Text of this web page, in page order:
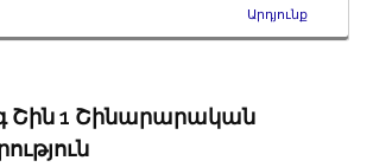
Արդյունք
Շին 1 Շինարարական